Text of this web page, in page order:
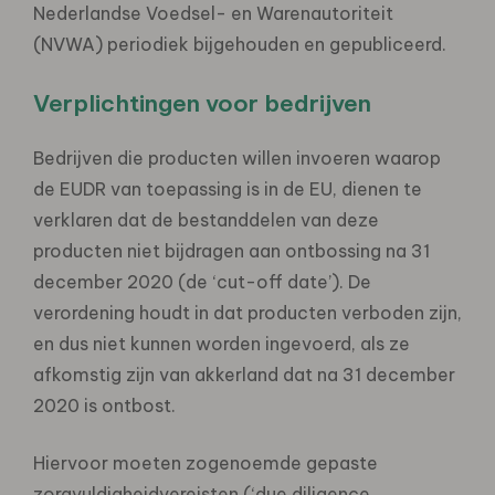
Nederlandse Voedsel- en Warenautoriteit
(NVWA) periodiek bijgehouden en gepubliceerd.
Verplichtingen voor bedrijven
Bedrijven die producten willen invoeren waarop
de EUDR van toepassing is in de EU, dienen te
verklaren dat de bestanddelen van deze
producten niet bijdragen aan ontbossing na 31
december 2020 (de ‘cut-off date’). De
verordening houdt in dat producten verboden zijn,
en dus niet kunnen worden ingevoerd, als ze
afkomstig zijn van akkerland dat na 31 december
2020 is ontbost.
Hiervoor moeten zogenoemde gepaste